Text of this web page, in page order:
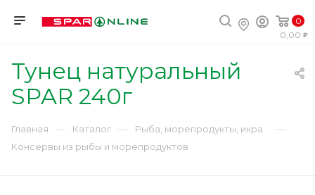
0
0,00
Тунец натуральный
SPAR 240г
Главная — Каталог — Рыба, морепродукты, икра —
Консервы из рыбы и морепродуктов